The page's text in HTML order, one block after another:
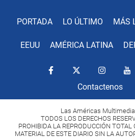
PORTADA LO ÚLTIMO MÁS
EEUU AMÉRICA LATINA
Contactenos
Las Américas Multimedia
TODOS LOS DERECHOS
PROHIBIDA LA REPRODUCCIÓN TOTAL
MATERIAL DE ESTE DIARIO SIN LA